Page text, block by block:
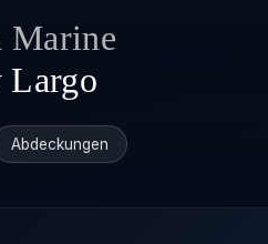
Marine
Largo
Abdeckungen